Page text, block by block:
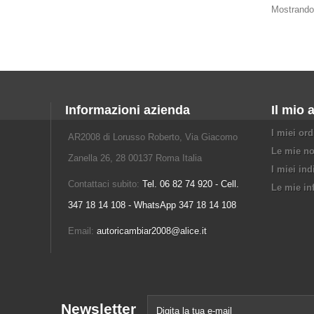
Informazioni azienda
AR2008 di Lorusso Roberto, Via Giacomo
Zanella 26, 28 00137 Roma Italia
Contattaci subito: Tel. 06 82 74 920 - Cell.
347 18 14 108 - WhatsApp 347 18 14 108
Email: autoricambiar2008@alice.it
Il mio
I miei
Le mie
I miei
Le mie
Newsletter